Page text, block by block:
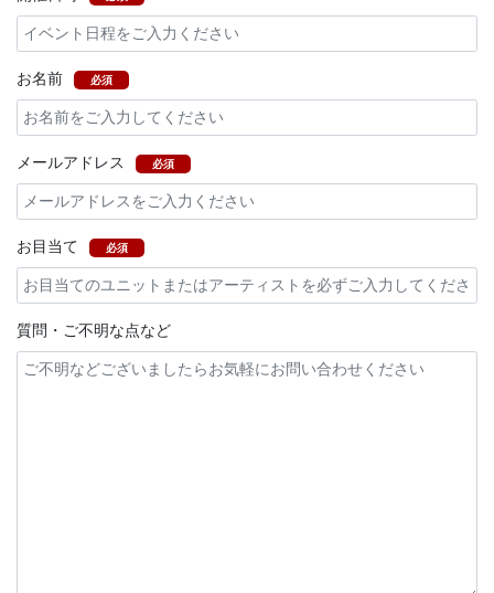
お名前 必須
メールアドレス 必須
お目当て 必須
質問・ご不明な点など